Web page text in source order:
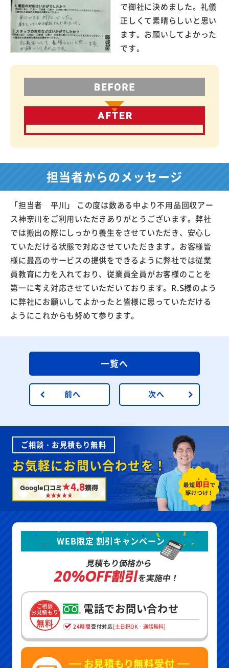
で御社に決めました。礼儀
正しくて素晴らしいと思い
ます。お願いしてよかった
です。
担当者からのメッセージ
「担当者 平川」 この度は数ある中より不用品回収アー
ス神奈川をご利用いただきありがとうございます。弊社
では搬出の際にしっかり養生をさせていただき、安心し
ていただける状態で対応させていただきます。お客様皆
様に最高のサービスの提供をできるように弊社では従業
員教育に力を入れており、従業員全員がお客様のことを
第一に考え対応させていただいております。R.S様のよう
に弊社にお願いしてよかったと皆様に思っていただける
ようにこれからも努めて参ります。
前へ
一覧へ
次へ
ご相談・お見積もり無料
お気軽にお問い合わせを！
Google口コミ★4.8獲得
WEB限定 割引キャンペーン
見積もり価格から
20%OFF割引を実施中！
ご相談
お見積もり
無料
電話でお問い合わせ
24時間受付対応[土日祝OK・通話無料]